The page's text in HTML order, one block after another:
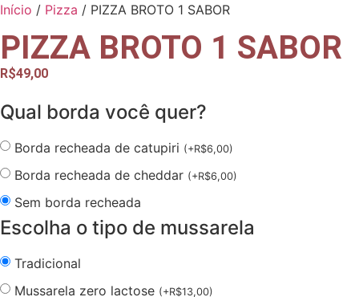
Início / Pizza / PIZZA BROTO 1 SABOR
PIZZA BROTO 1 SABOR
R$49,00
Qual borda você quer?
Borda recheada de catupiri (+R$6,00)
Borda recheada de cheddar (+R$6,00)
Sem borda recheada
Escolha o tipo de mussarela
Tradicional
Mussarela zero lactose (+R$13,00)